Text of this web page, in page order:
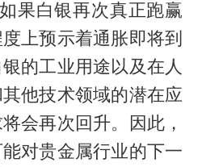
果白银再次真正跑赢
上预示着通胀即将到
的工业用途以及在人
他技术领域的潜在应
会再次回升。因此，
对贵金属行业的下一